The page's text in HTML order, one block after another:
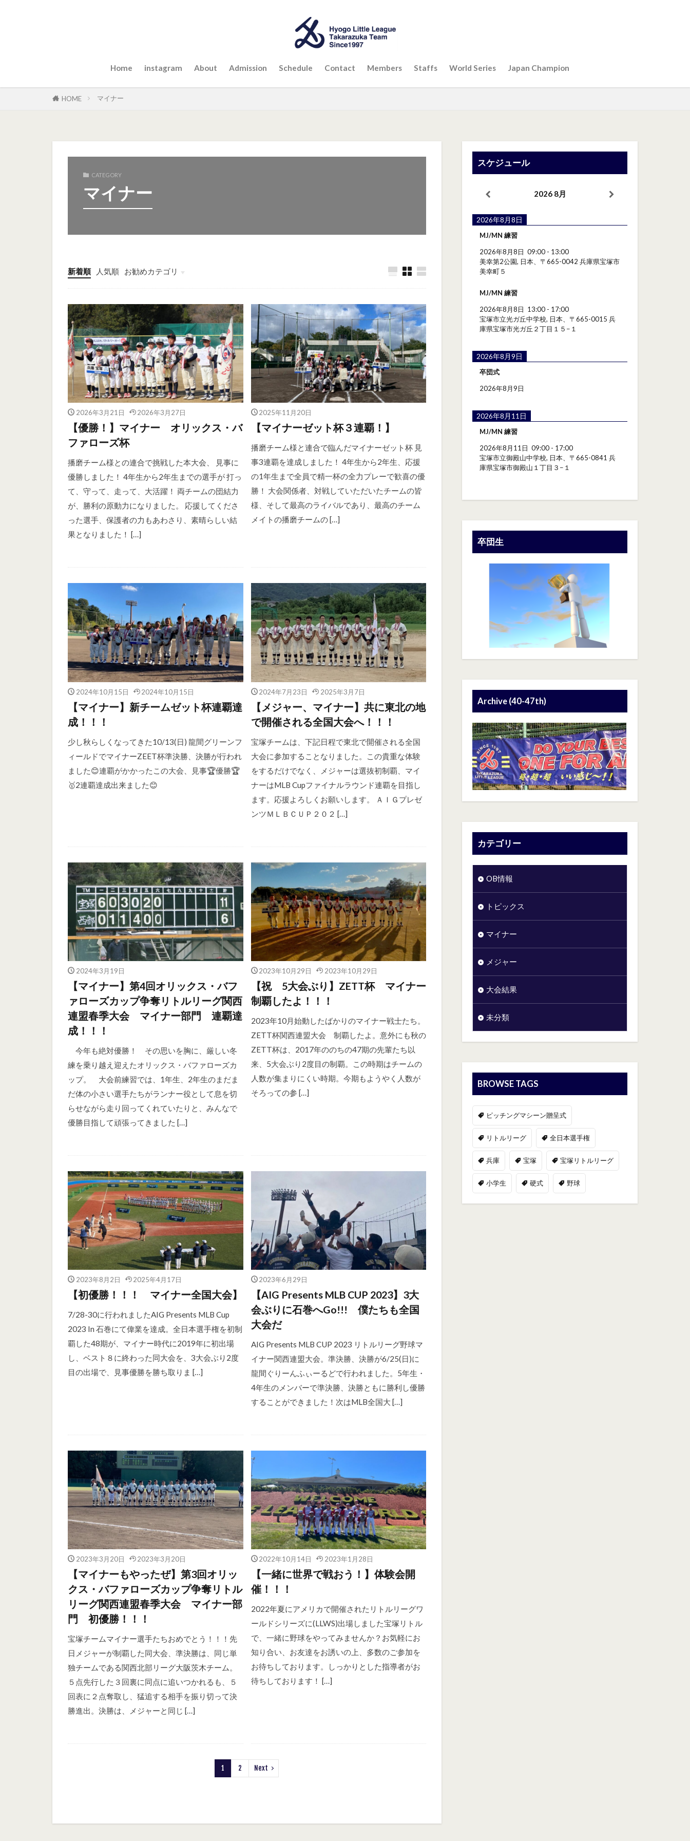
Home instagram About Admission Schedule Contact Members Staffs World Series Japan Champion
HOME マイナー
CATEGORY
マイナー
新着順 人気順
お勧めカテゴリ
未分類
2026年3月21日 2026年3月27日
【優勝！】マイナー オリックス・バ
ファローズ杯
播磨チーム様との連合で挑戦した本大会、 見事に
優勝しました！ 4年生から2年生までの選手が 打っ
て、守って、走って、大活躍！ 両チームの団結力
が、勝利の原動力になりました。 応援してくださ
った選手、保護者の力もあわさり、素晴らしい結
果となりました！ […]
2025年11月20日
【マイナーゼット杯３連覇！】
播磨チーム様と連合で臨んだマイナーゼット杯 見
事3連覇を達成しました！ 4年生から2年生、応援
の1年生まで全員で精一杯の全力プレーで歓喜の優
勝！ 大会関係者、対戦していただいたチームの皆
様、そして最高のライバルであり、最高のチーム
メイトの播磨チームの […]
2024年10月15日 2024年10月15日
【マイナー】新チームゼット杯連覇達
成！！！
少し秋らしくなってきた10/13(日) 龍間グリーンフ
ィールドでマイナーZEET杯準決勝、決勝が行われ
ました😊連覇がかかったこの大会、見事🏆優勝🏆
🥇2連覇達成出来ました😊
2024年7月23日 2025年3月7日
【メジャー、マイナー】共に東北の地
で開催される全国大会へ！！！
宝塚チームは、下記日程で東北で開催される全国
大会に参加することなりました。この貴重な体験
をするだけでなく、メジャーは選抜初制覇、マイ
ナーはMLB Cupファイナルラウンド連覇を目指し
ます。応援よろしくお願いします。 ＡＩＧプレゼ
ンツＭＬＢＣＵＰ２０２ […]
2024年3月19日
【マイナー】第4回オリックス・バフ
ァローズカップ争奪リトルリーグ関西
連盟春季大会 マイナー部門 連覇達
成！！！
今年も絶対優勝！ その思いを胸に、厳しい冬
練を乗り越え迎えたオリックス・バファローズカ
ップ。 大会前練習では、1年生、2年生のまだま
だ体の小さい選手たちがランナー役として息を切
らせながら走り回ってくれていたりと、みんなで
優勝目指して頑張ってきました […]
2023年10月29日 2023年10月29日
【祝 5大会ぶり】ZETT杯 マイナー
制覇したよ！！！
2023年10月始動したばかりのマイナー戦士たち。
ZETT杯関西連盟大会 制覇したよ。意外にも秋の
ZETT杯は、2017年ののちの47期の先輩たち以
来、5大会ぶり2度目の制覇。この時期はチームの
人数が集まりにくい時期。今期もようやく人数が
そろっての参 […]
2023年8月2日 2025年4月17日
【初優勝！！！ マイナー全国大会】
7/28-30に行われましたAIG Presents MLB Cup
2023 In 石巻にて偉業を達成。全日本選手権を初制
覇した48期が、マイナー時代に2019年に初出場
し、ベスト８に終わった同大会を、3大会ぶり2度
目の出場で、見事優勝を勝ち取りま […]
2023年6月29日
【AIG Presents MLB CUP 2023】3大
会ぶりに石巻へGo!!! 僕たちも全国
大会だ
AIG Presents MLB CUP 2023 リトルリーグ野球マ
イナー関西連盟大会。準決勝、決勝が6/25(日)に
龍間ぐりーんふぃーるどで行われました。5年生・
4年生のメンバーで準決勝、決勝ともに勝利し優勝
することができました！次はMLB全国大 […]
2023年3月20日 2023年3月20日
【マイナーもやったぜ】第3回オリッ
クス・バファローズカップ争奪リトル
リーグ関西連盟春季大会 マイナー部
門 初優勝！！！
宝塚チームマイナー選手たちおめでとう！！！先
日メジャーが制覇した同大会、準決勝は、同じ単
独チームである関西北部リーグ大阪茨木チーム。
５点先行した３回裏に同点に追いつかれるも、５
回表に２点奪取し、猛追する相手を振り切って決
勝進出。決勝は、メジャーと同じ […]
2022年10月14日 2023年1月28日
【一緒に世界で戦おう！】体験会開
催！！！
2022年夏にアメリカで開催されたリトルリーグワ
ールドシリーズに(LLWS)出場しました宝塚リトル
で、一緒に野球をやってみませんか？お気軽にお
知り合い、お友達をお誘いの上、多数のご参加を
お待ちしております。しっかりとした指導者がお
待ちしております！ […]
1 2 Next
スケジュール
2026 8月
2026年8月8日
MJ/MN 練習
2026年8月8日 09:00 - 13:00
美幸第2公園, 日本、〒665-0042 兵庫県宝塚市
美幸町５
MJ/MN 練習
2026年8月8日 13:00 - 17:00
宝塚市立光ガ丘中学校, 日本、〒665-0015 兵
庫県宝塚市光ガ丘２丁目１５−１
2026年8月9日
卒団式
2026年8月9日
2026年8月11日
MJ/MN 練習
2026年8月11日 09:00 - 17:00
宝塚市立御殿山中学校, 日本、〒665-0841 兵
庫県宝塚市御殿山１丁目３−１
卒団生
Archive (40-47th)
カテゴリー
OB情報
トピックス
マイナー
メジャー
大会結果
未分類
BROWSE TAGS
ピッチングマシーン贈呈式
リトルリーグ 全日本選手権
兵庫 宝塚 宝塚リトルリーグ
小学生 硬式 野球